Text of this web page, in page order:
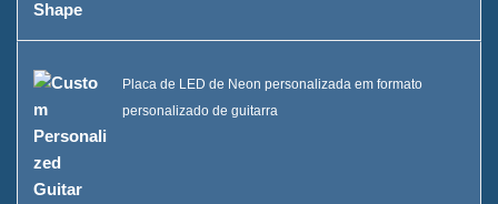
Balde de gelo quadrado de
LED Case E
Display de resina em formato
D X Case
Refrigerador de gelo com
Placa de LED de Neon personalizada em formato
personalizado de guitarra